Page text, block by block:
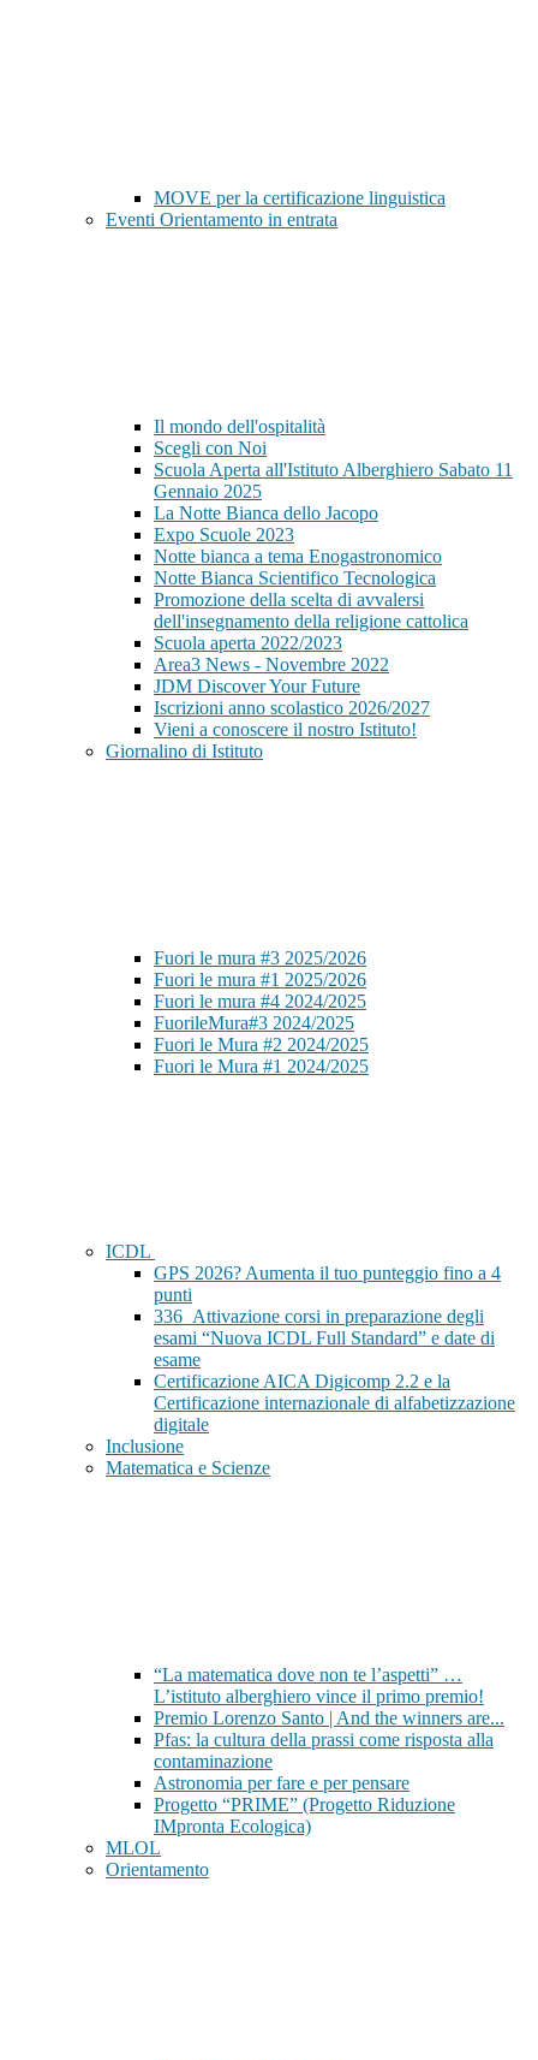
MOVE per la certificazione linguistica
Eventi Orientamento in entrata
Il mondo dell'ospitalità
Scegli con Noi
Scuola Aperta all'Istituto Alberghiero Sabato 11
Gennaio 2025
La Notte Bianca dello Jacopo
Expo Scuole 2023
Notte bianca a tema Enogastronomico
Notte Bianca Scientifico Tecnologica
Promozione della scelta di avvalersi
dell'insegnamento della religione cattolica
Scuola aperta 2022/2023
Area3 News - Novembre 2022
JDM Discover Your Future
Iscrizioni anno scolastico 2026/2027
Vieni a conoscere il nostro Istituto!
Giornalino di Istituto
Fuori le mura #3 2025/2026
Fuori le mura #1 2025/2026
Fuori le mura #4 2024/2025
FuorileMura#3 2024/2025
Fuori le Mura #2 2024/2025
Fuori le Mura #1 2024/2025
ICDL
GPS 2026? Aumenta il tuo punteggio fino a 4
punti
336_Attivazione corsi in preparazione degli
esami “Nuova ICDL Full Standard” e date di
esame
Certificazione AICA Digicomp 2.2 e la
Certificazione internazionale di alfabetizzazione
digitale
Inclusione
Matematica e Scienze
“La matematica dove non te l’aspetti” …
L’istituto alberghiero vince il primo premio!
Premio Lorenzo Santo | And the winners are...
Pfas: la cultura della prassi come risposta alla
contaminazione
Astronomia per fare e per pensare
Progetto “PRIME” (Progetto Riduzione
IMpronta Ecologica)
MLOL
Orientamento